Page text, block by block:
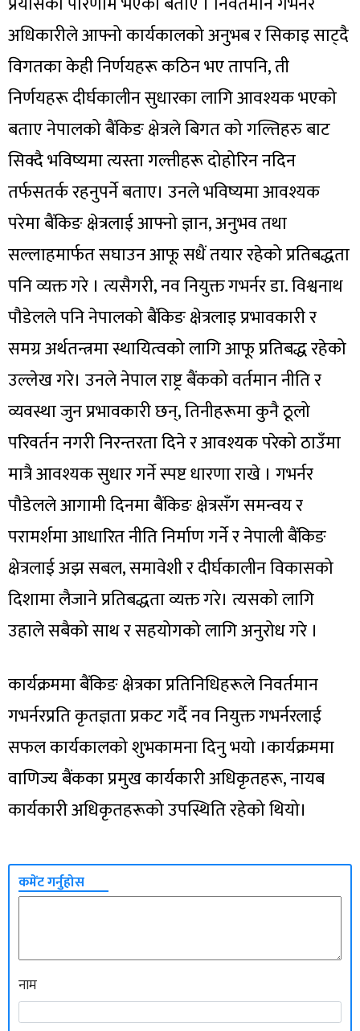
अधिकारीले आफ्नो कार्यकालको अनुभब र सिकाइ साट्दै
विगतका केही निर्णयहरू कठिन भए तापनि, ती
निर्णयहरू दीर्घकालीन सुधारका लागि आवश्यक भएको
बताए नेपालको बैंकिङ क्षेत्रले बिगत को गल्तिहरु बाट
सिक्दै भविष्यमा त्यस्ता गल्तीहरू दोहोरिन नदिन
तर्फसतर्क रहनुपर्ने बताए। उनले भविष्यमा आवश्यक
परेमा बैंकिङ क्षेत्रलाई आफ्नो ज्ञान, अनुभव तथा
सल्लाहमार्फत सघाउन आफू सधैं तयार रहेको प्रतिबद्धता
पनि व्यक्त गरे । त्यसैगरी, नव नियुक्त गभर्नर डा. विश्वनाथ
पौडेलले पनि नेपालको बैंकिङ क्षेत्रलाइ प्रभावकारी र
समग्र अर्थतन्त्रमा स्थायित्वको लागि आफू प्रतिबद्ध रहेको
उल्लेख गरे। उनले नेपाल राष्ट्र बैंकको वर्तमान नीति र
व्यवस्था जुन प्रभावकारी छन्, तिनीहरूमा कुनै ठूलो
परिवर्तन नगरी निरन्तरता दिने र आवश्यक परेको ठाउँमा
मात्रै आवश्यक सुधार गर्ने स्पष्ट धारणा राखे । गभर्नर
पौडेलले आगामी दिनमा बैंकिङ क्षेत्रसँग समन्वय र
परामर्शमा आधारित नीति निर्माण गर्ने र नेपाली बैंकिङ
क्षेत्रलाई अझ सबल, समावेशी र दीर्घकालीन विकासको
दिशामा लैजाने प्रतिबद्धता व्यक्त गरे। त्यसको लागि
उहाले सबैको साथ र सहयोगको लागि अनुरोध गरे ।
कार्यक्रममा बैंकिङ क्षेत्रका प्रतिनिधिहरूले निवर्तमान
गभर्नरप्रति कृतज्ञता प्रकट गर्दै नव नियुक्त गभर्नरलाई
सफल कार्यकालको शुभकामना दिनु भयो ।कार्यक्रममा
वाणिज्य बैंकका प्रमुख कार्यकारी अधिकृतहरू, नायब
कार्यकारी अधिकृतहरूको उपस्थिति रहेको थियो।
कमेंट गर्नुहोस
नाम